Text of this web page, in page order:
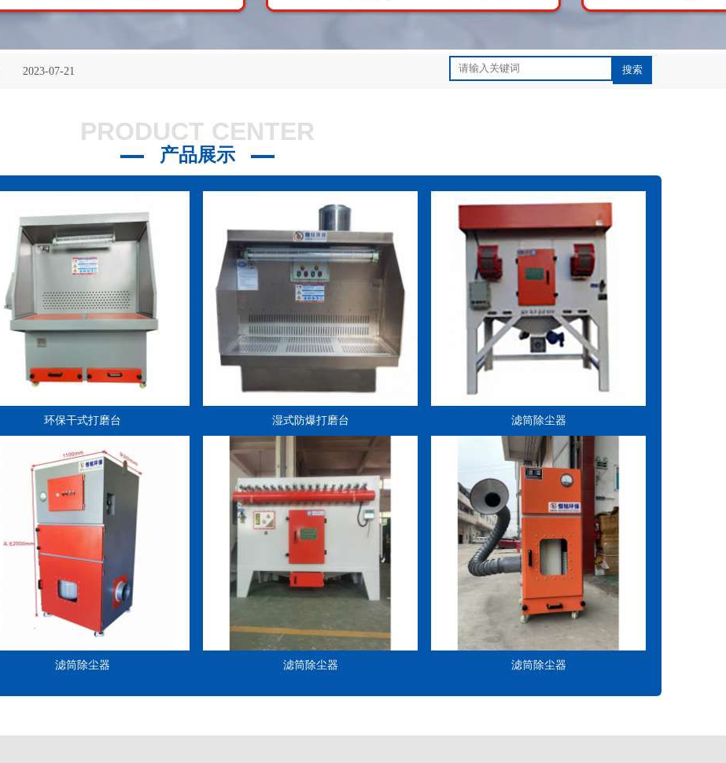
2023-07-21
2023-07-21
2023-07-21
PRODUCT CENTER
产品展示
环保干式打磨台 湿式防爆打磨台 滤筒除尘器
滤筒除尘器 滤筒除尘器 滤筒除尘器